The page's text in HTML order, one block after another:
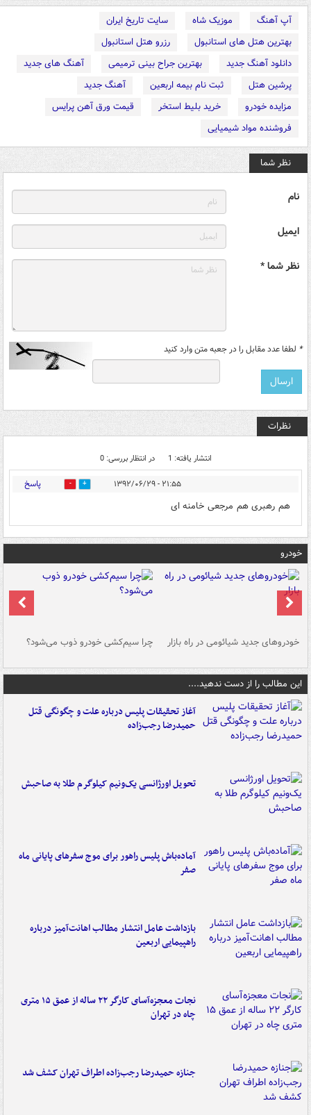
آپ آهنگ موزیک شاه
سایت تاریخ ایران
بهترین هتل های استانبول
رزرو هتل استانبول
دانلود آهنگ جدید
بهترین جراح بینی ترمیمی
آهنگ های جدید
پرشین هتل
ثبت نام بیمه اربعین
آهنگ جدید
مزایده خودرو
خرید بلیط استخر
قیمت ورق آهن پرایس
فروشنده مواد شیمیایی
نظر شما
نام
ایمیل
نظر شما *
* لطفا عدد مقابل را در جعبه متن وارد کنید
نظرات
انتشار یافته: 1 در انتظار بررسی: 0
۲۱:۵۵ - ۱۳۹۲/۰۶/۲۹ 0 پاسخ
هم رهبری هم مرجعی خامنه ای
خودرو
خودروهای جدید شیائومی در راه بازار چرا سیم‌کشی خودرو ذوب می‌شود؟
این مطالب را از دست ندهید....
آغاز تحقیقات پلیس درباره علت و چگونگی قتل
حمیدرضا رجب‌زاده
تحویل اورژانسی یک‌ونیم کیلوگرم طلا به صاحبش
آماده‌باش پلیس راهور برای موج سفرهای پایانی ماه
صفر
بازداشت عامل انتشار مطالب اهانت‌آمیز درباره
راهپیمایی اربعین
نجات معجزه‌آسای کارگر ۲۲ ساله از عمق ۱۵ متری
چاه در تهران
جنازه حمیدرضا رجب‌زاده اطراف تهران کشف شد